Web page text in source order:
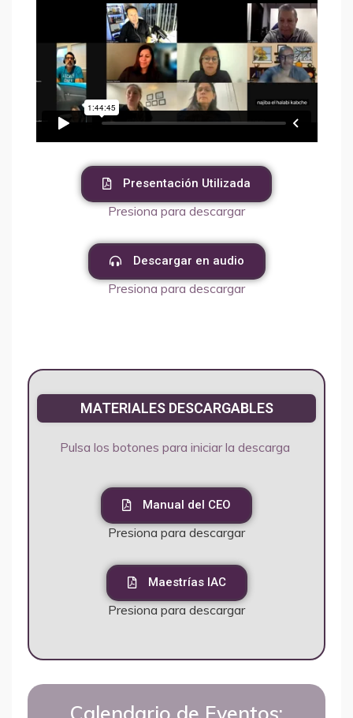
Presentación Utilizada
Presiona para descargar
Descargar en audio
Presiona para descargar
MATERIALES DESCARGABLES
Pulsa los botones para iniciar la descarga
Manual del CEO
Presiona para descargar
Maestrías IAC
Presiona para descargar